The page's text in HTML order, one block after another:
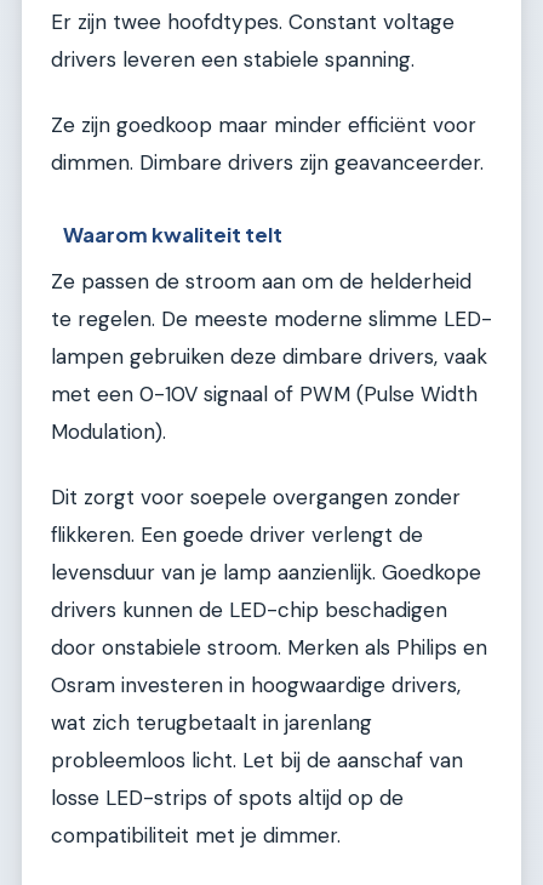
Er zijn twee hoofdtypes. Constant voltage
drivers leveren een stabiele spanning.
Ze zijn goedkoop maar minder efficiënt voor
dimmen. Dimbare drivers zijn geavanceerder.
Waarom kwaliteit telt
Ze passen de stroom aan om de helderheid
te regelen. De meeste moderne slimme LED-
lampen gebruiken deze dimbare drivers, vaak
met een 0-10V signaal of PWM (Pulse Width
Modulation).
Dit zorgt voor soepele overgangen zonder
flikkeren. Een goede driver verlengt de
levensduur van je lamp aanzienlijk. Goedkope
drivers kunnen de LED-chip beschadigen
door onstabiele stroom. Merken als Philips en
Osram investeren in hoogwaardige drivers,
wat zich terugbetaalt in jarenlang
probleemloos licht. Let bij de aanschaf van
losse LED-strips of spots altijd op de
compatibiliteit met je dimmer.